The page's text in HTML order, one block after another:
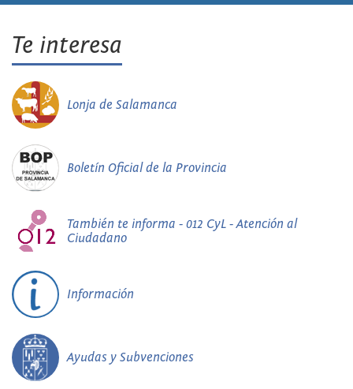
Te interesa
Lonja de Salamanca
Boletín Oficial de la Provincia
También te informa - 012 CyL - Atención al
Ciudadano
Información
Ayudas y Subvenciones